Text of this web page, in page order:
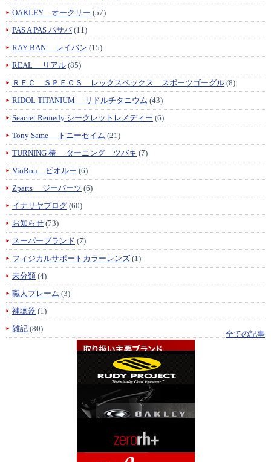
OAKLEY オークリー (57)
PAS A PAS パサパ (11)
RAY BAN レイバン (15)
REAL リアル (85)
ＲＥＣ ＳＰＥＣＳ レックスペックス スポーツゴーグル (8)
RIDOL TITANIUM リドルチタニウム (43)
Seacret Remedy シークレットレメディー (6)
Tony Same トニーセイム (21)
TURNING 椿 ターニング ツバキ (7)
VioRou ビオルー (6)
Zparts ジーパーツ (6)
イナリヤブログ (60)
お知らせ (73)
スーパーブランド (7)
フィジカルサポートカラーレンズ (1)
未分類 (4)
職人フレーム (3)
補聴器 (1)
雑記 (80)
全ての記事